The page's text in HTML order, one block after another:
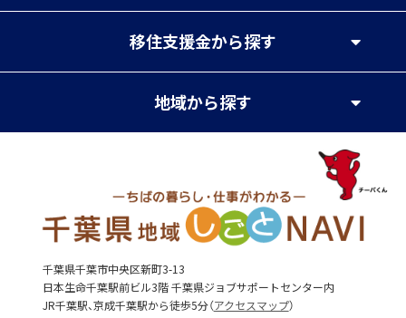
移住支援金から探す
地域から探す
千葉県千葉市中央区新町3-13
日本生命千葉駅前ビル3階 千葉県ジョブサポートセンター内
JR千葉駅、京成千葉駅から徒歩5分（アクセスマップ）